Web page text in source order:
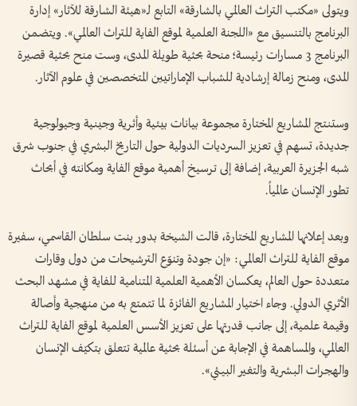
ويتولى «مكتب التراث العالمي بالشارقة» التابع لـ«هيئة الشارقة للآثار» إدارة
البرنامج بالتنسيق مع «اللجنة العلمية لموقع الفاية للتراث العالمي». ويتضمن
البرنامج 3 مسارات رئيسة؛ منحة بحثية طويلة المدى، وست منح بحثية قصيرة
المدى، ومنح زمالة إرشادية للشباب الإماراتيين المتخصصين في علوم الآثار.
وستنتج المشاريع المختارة مجموعة بيانات بيئية وأثرية وجينية وجيولوجية
جديدة، تسهم في تعزيز السرديات الدولية حول التاريخ البشري في جنوب شرق
شبه الجزيرة العربية، إضافة إلى ترسيخ أهمية موقع الفاية ومكانته في أبحاث
تطور الإنسان عالمياً.
وبعد إعلانها المشاريع المختارة، قالت الشيخة بدور بنت سلطان القاسمي، سفيرة
موقع الفاية للتراث العالمي: «إن جودة وتنوّع الترشيحات من دول وقارات
متعددة حول العالم، يعكسان الأهمية العلمية المتنامية للفاية في مشهد البحث
الأثري الدولي. وجاء اختيار المشاريع الفائزة لما تتمتع به من منهجية وأصالة
وقيمة علمية، إلى جانب قدرتها على تعزيز الأسس العلمية لموقع الفاية للتراث
العالمي، والمساهمة في الإجابة عن أسئلة بحثية عالمية تتعلق بتكيّف الإنسان
والهجرات البشرية والتغير البيئي».